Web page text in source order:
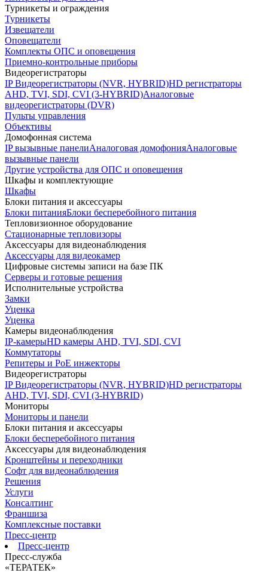
Турникеты и ограждения
Турникеты
Извещатели
Оповещатели
Комплекты ОПС и оповещения
Приемно-контрольные приборы
Видеорегистраторы
IP Видеорегистраторы (NVR, HYBRID)HD регистраторы
AHD, TVI, SDI, CVI (3-HYBRID)Аналоговые
видеорегистраторы (DVR)
Пульты управления
Объективы
Домофонная система
IP вызывные панелиАналоговая домофонияАналоговые
вызывные панели
Другие устройства для ОПС и оповещения
Шкафы и комплектующие
Шкафы
Блоки питания и аксессуары
Блоки питанияБлоки бесперебойного питания
Тепловизионное оборудование
Стационарные тепловизоры
Аксессуары для видеонаблюдения
Аксессуары для видеокамер
Цифровые системы записи на базе ПК
Серверы и готовые решения
Исполнительные устройства
Замки
Уценка
Уценка
Камеры видеонаблюдения
IP-камерыHD камеры AHD, TVI, SDI, CVI
Коммутаторы
Репитеры и PoE инжекторы
Видеорегистраторы
IP Видеорегистраторы (NVR, HYBRID)HD регистраторы
AHD, TVI, SDI, CVI (3-HYBRID)
Мониторы
Мониторы и панели
Блоки питания и аксессуары
Блоки бесперебойного питания
Аксессуары для видеонаблюдения
Кронштейны и переходники
Софт для видеонаблюдения
Решения
Услуги
Консалтинг
Франшиза
Комплексные поставки
Пресс-центр
Пресс-центр
Пресс-служба
«ТЕРАТЕК»